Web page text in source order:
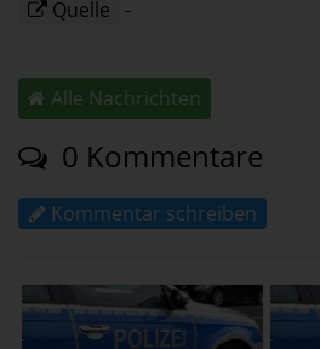
Quelle -
Alle Nachrichten
0 Kommentare
Kommentar schreiben